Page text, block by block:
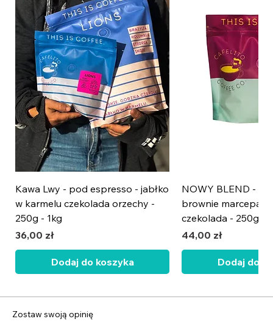
Zostaw swoją opinię
Kawa Lwy - pod espresso - jabłko
w karmelu czekolada orzechy -
250g - 1kg
Cena
36,00 zł
Dodaj do koszyka
NOWY BLEND -
brownie marcepan
czekolada - 250g -
Cena
44,00 zł
Dodaj do